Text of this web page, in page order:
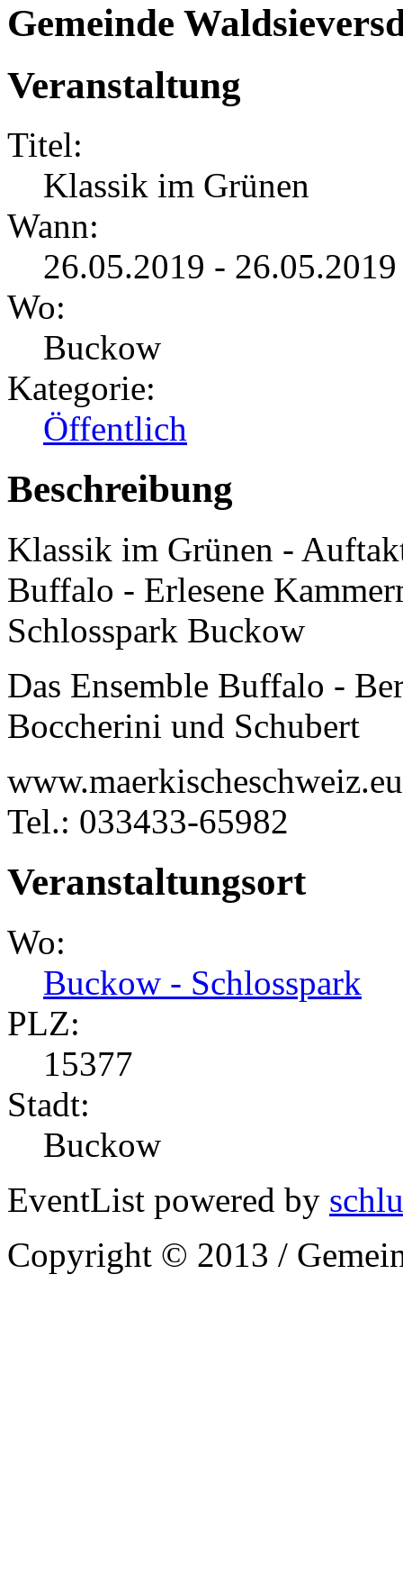
Gemeinde
Veranstaltung
Titel:
Klassik im Grünen
Wann:
26.05.2019 -
Wo:
Buckow
Kategorie:
Öffentlich
Beschreibung
Klassik im Grünen -
Buffalo - Erlesene
Schlosspark Buckow
Das Ensemble Buffalo -
Boccherini und Schubert
www.maerkischeschweiz.eu
Tel.: 033433-65982
Veranstaltungsort
Wo:
Buckow - Schlosspark
PLZ:
15377
Stadt:
Buckow
EventList powered by
Copyright © 2013 /